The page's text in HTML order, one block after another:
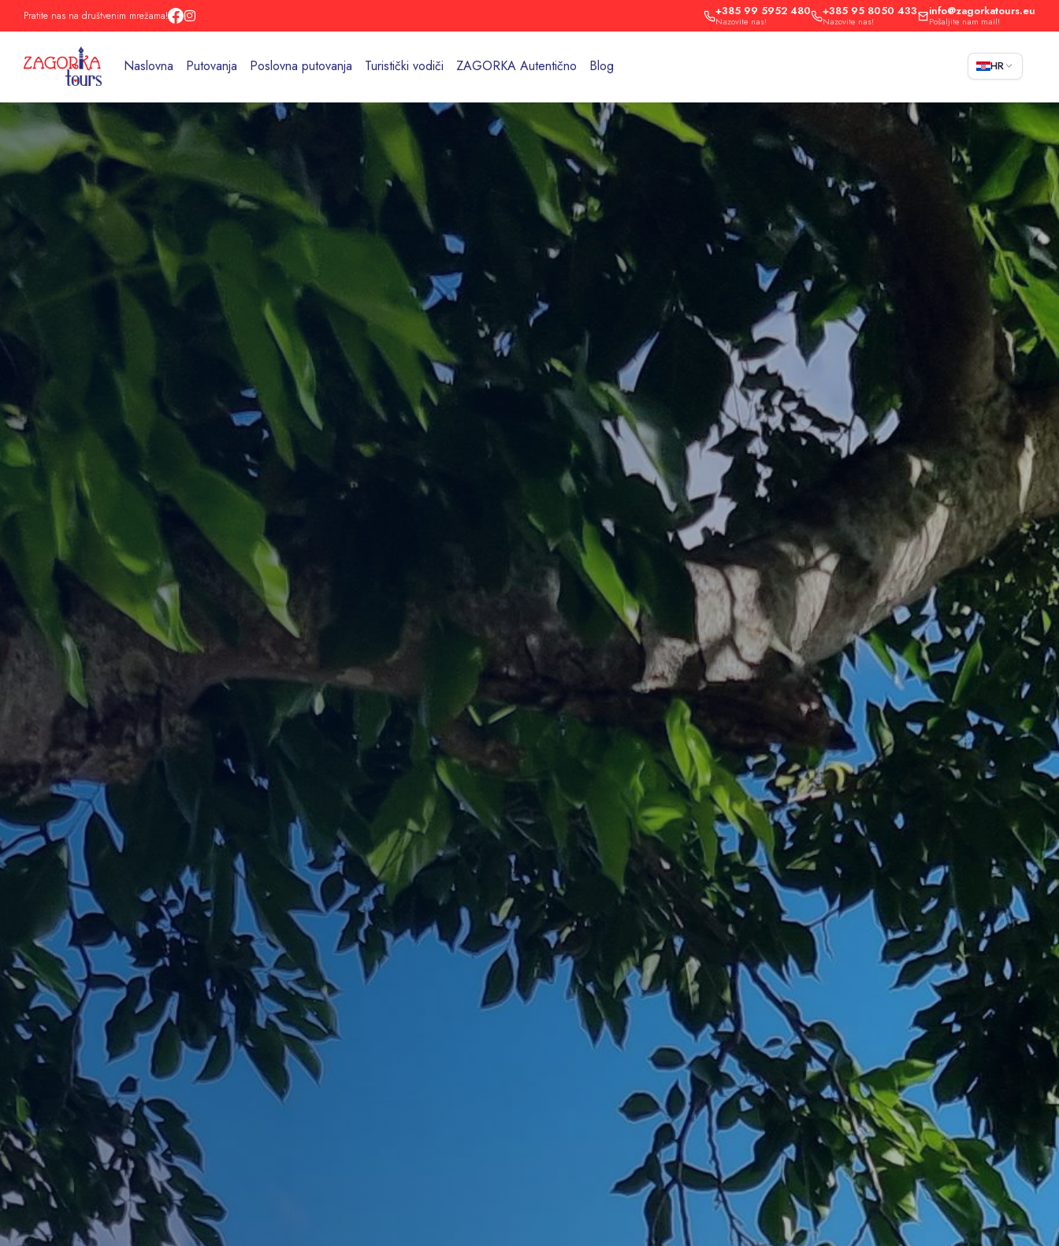
Pratite nas na društvenim mrežama! +385 99 5952 480
Nazovite nas!
+385 95 8050 433
Nazovite nas!
info@zagorkatours.eu
Pošaljite nam mail!
Naslovna Putovanja Poslovna putovanja Turistički vodiči ZAGORKA Autentično Blog HR